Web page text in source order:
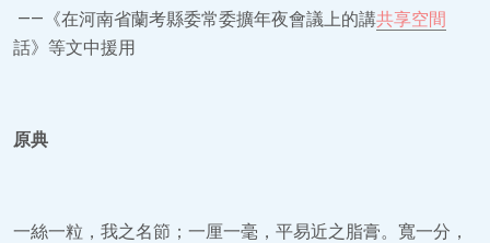
——《在河南省蘭考縣委常委擴年夜會議上的講共享空間
話》等文中援用
原典
一絲一粒，我之名節；一厘一毫，平易近之脂膏。寬一分，